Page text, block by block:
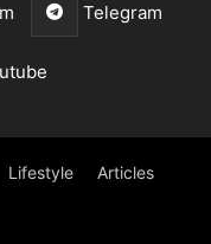
Telegram
Lifestyle Articles